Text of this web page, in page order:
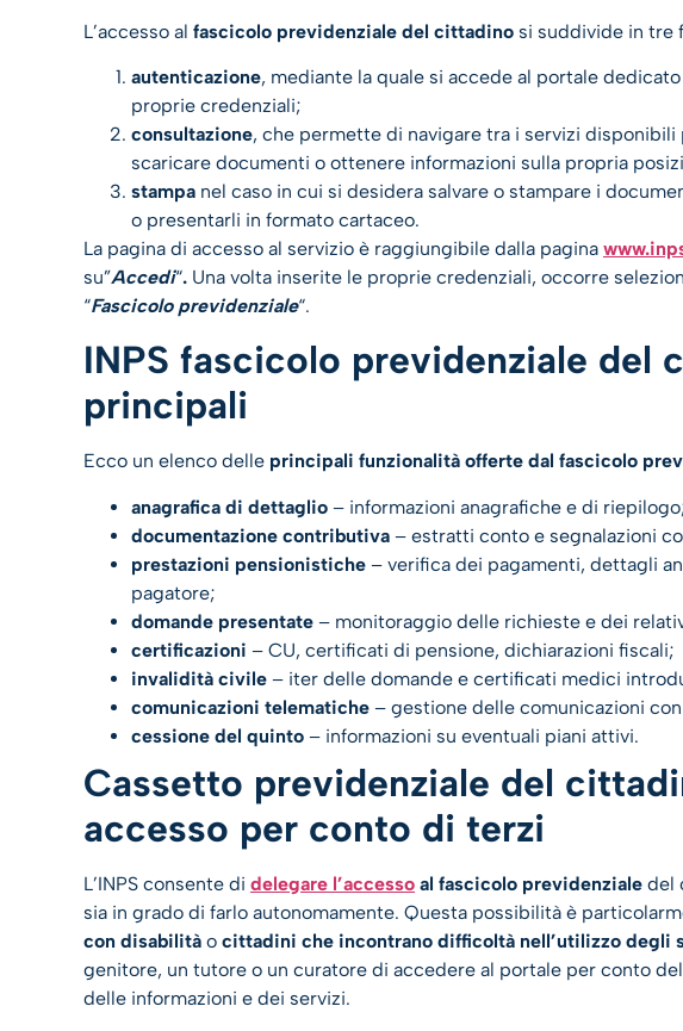
L’accesso al fascicolo previdenziale del cittadino si suddivide in tre
autenticazione, mediante la quale si accede al portale
proprie credenziali;
consultazione, che permette di navigare tra i servizi
scaricare documenti o ottenere informazioni sulla propria
stampa nel caso in cui si desidera salvare o stampare i
o presentarli in formato cartaceo.
La pagina di accesso al servizio è raggiungibile dalla pagina
su”Accedi“. Una volta inserite le proprie credenziali, occorre
“Fascicolo previdenziale“.
INPS fascicolo previdenziale del
principali
Ecco un elenco delle principali funzionalità offerte dal fascicolo
anagrafica di dettaglio – informazioni anagrafiche e di
documentazione contributiva – estratti conto e segnalazioni
prestazioni pensionistiche – verifica dei pagamenti, dettagli
pagatore;
domande presentate – monitoraggio delle richieste e dei
certificazioni – CU, certificati di pensione, dichiarazioni fiscali;
invalidità civile – iter delle domande e certificati medici
comunicazioni telematiche – gestione delle comunicazioni con
cessione del quinto – informazioni su eventuali piani attivi.
Cassetto previdenziale del
accesso per conto di terzi
L’INPS consente di delegare l’accesso al fascicolo previdenziale del
sia in grado di farlo autonomamente. Questa possibilità è
con disabilità o cittadini che incontrano difficoltà nell’utilizzo degli
genitore, un tutore o un curatore di accedere al portale per conto
delle informazioni e dei servizi.